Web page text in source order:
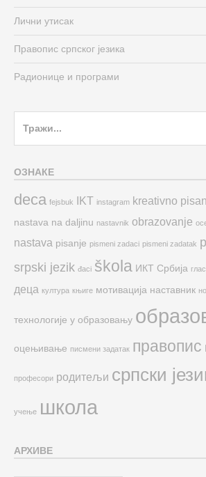
Лични утисак
Правопис српског језика
Радионице и програми
ОЗНАКЕ
deca fejsbuk IKT instagram kreativno
nastava na daljinu nastavnik obrazovanje
nastava pisanje pismeni zadaci pismeni zadatak
srpski jezik đaci škola ИКТ Србија
деца култура књиге мотивација наставник
технологије у образовању
оцењивање писмени задатак правопис
професори родитељи српски
учење школа
АРХИВЕ